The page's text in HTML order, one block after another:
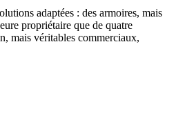
adaptées : des armoires, mais
propriétaire que de quatre
mais véritables commerciaux,